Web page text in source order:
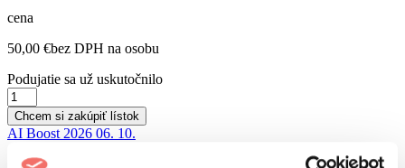
cena
50,00 €bez DPH na osobu
Podujatie sa už uskutočnilo
Obchodnícke
taktiky
v
praxi
quantity
Chcem si zakúpiť lístok
AI Boost 2026 06. 10.